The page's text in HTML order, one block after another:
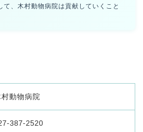
て、木村動物病院は貢献していくこと
村動物病院
387-2520